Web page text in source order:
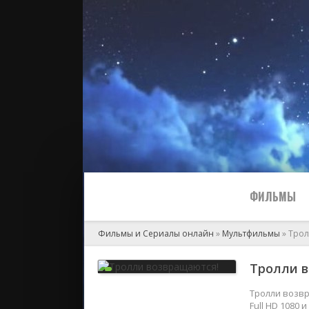
ФИЛЬМЫ
2024
Фильмы и Сериалы онлайн » Мультфильмы »
Тролли
Тролли
Full HD 1080